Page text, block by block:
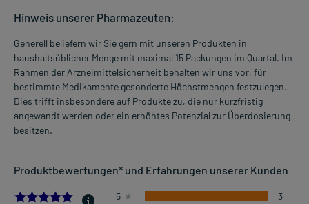
Hinweis unserer Pharmazeuten:
Generell beliefern wir Sie gern mit unseren Produkten in
haushaltsüblicher Menge mit maximal 15 Packungen im Quartal. Im
Rahmen der Arzneimittelsicherheit behalten wir uns vor, für
bestimmte Medikamente gesonderte Höchstmengen festzulegen.
Dies trifft insbesondere auf Produkte zu, die nur kurzfristig
angewandt werden oder ein erhöhtes Potenzial zur Überdosierung
besitzen.
Produktbewertungen* und Erfahrungen unserer Kunden
5.0 5
3